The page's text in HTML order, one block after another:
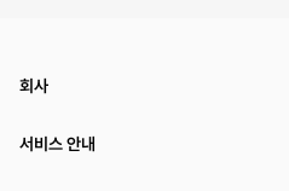
회사
서비스 안내